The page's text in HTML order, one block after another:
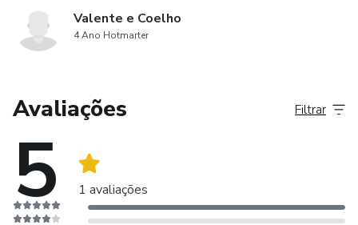
Valente e Coelho
4 Ano Hotmarter
Avaliações
5 1 avaliações
Filtrar